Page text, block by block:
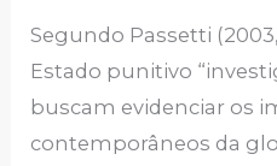
Segundo Passetti
Estado punitivo
buscam evidenciar os
contemporâneos da